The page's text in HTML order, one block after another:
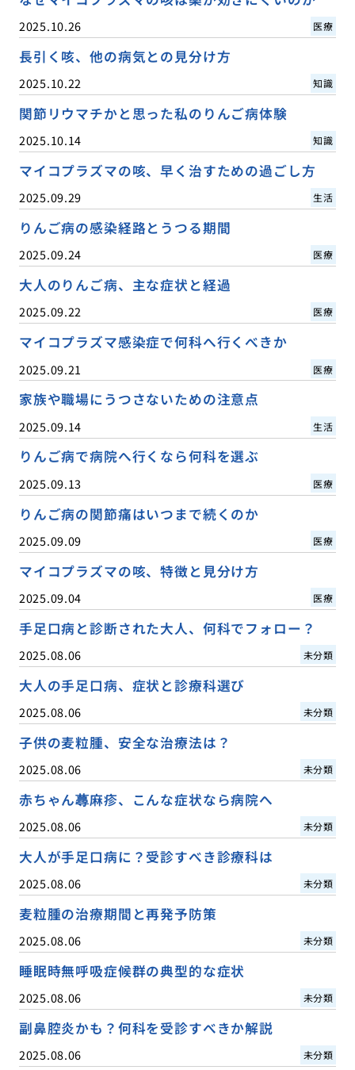
2025.10.26 医療
長引く咳、他の病気との見分け方
2025.10.22 知識
関節リウマチかと思った私のりんご病体験
2025.10.14 知識
マイコプラズマの咳、早く治すための過ごし方
2025.09.29 生活
りんご病の感染経路とうつる期間
2025.09.24 医療
大人のりんご病、主な症状と経過
2025.09.22 医療
マイコプラズマ感染症で何科へ行くべきか
2025.09.21 医療
家族や職場にうつさないための注意点
2025.09.14 生活
りんご病で病院へ行くなら何科を選ぶ
2025.09.13 医療
りんご病の関節痛はいつまで続くのか
2025.09.09 医療
マイコプラズマの咳、特徴と見分け方
2025.09.04 医療
手足口病と診断された大人、何科でフォロー？
2025.08.06 未分類
大人の手足口病、症状と診療科選び
2025.08.06 未分類
子供の麦粒腫、安全な治療法は？
2025.08.06 未分類
赤ちゃん蕁麻疹、こんな症状なら病院へ
2025.08.06 未分類
大人が手足口病に？受診すべき診療科は
2025.08.06 未分類
麦粒腫の治療期間と再発予防策
2025.08.06 未分類
睡眠時無呼吸症候群の典型的な症状
2025.08.06 未分類
副鼻腔炎かも？何科を受診すべきか解説
2025.08.06 未分類